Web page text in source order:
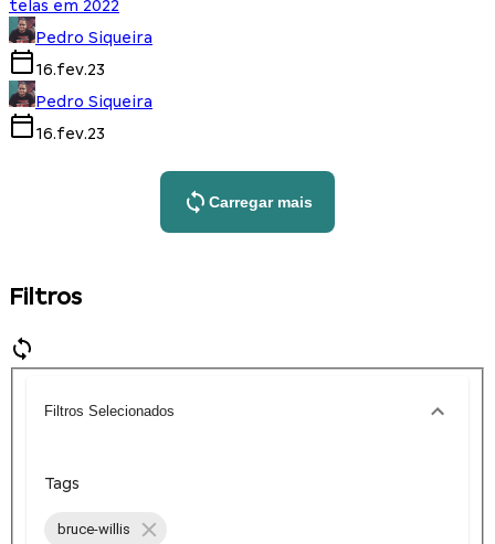
telas em 2022
Pedro Siqueira
16.fev.23
Pedro Siqueira
16.fev.23
Carregar mais
Filtros
Filtros Selecionados
Tags
bruce-willis